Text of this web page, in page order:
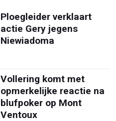
Ploegleider verklaart
actie Gery jegens
Niewiadoma
Vollering komt met
opmerkelijke reactie na
blufpoker op Mont
Ventoux